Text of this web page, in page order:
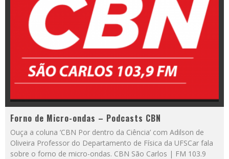
Forno de Micro-ondas – Podcasts CBN
Ouça a coluna ‘CBN Por dentro da Ciência’ com Adilson de
Oliveira Professor do Departamento de Física da UFSCar fala
sobre o forno de micro-ondas. CBN São Carlos | FM 103.9